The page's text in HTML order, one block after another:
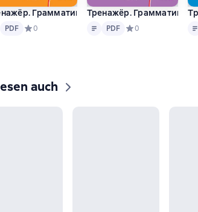
языке. 4 класс
1 оценок
Грамматика английского языка. 2
PDF
PDF Средний рейтинг 0 на основе 0 оценок
0
Тренажёр. Грамматика
Text PDF
PDF Средний рейтинг 0
0 Text
auch